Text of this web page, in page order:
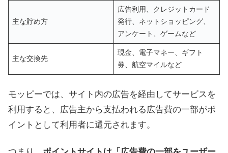
主な貯め方
広告利用、クレジットカード
発行、ネットショッピング、
アンケート、ゲームなど
主な交換先
現金、電子マネー、ギフト
券、航空マイルなど
モッピーでは、サイト内の広告を経由してサービスを
利用すると、広告主から支払われる広告費の一部がポ
イントとして利用者に還元されます。